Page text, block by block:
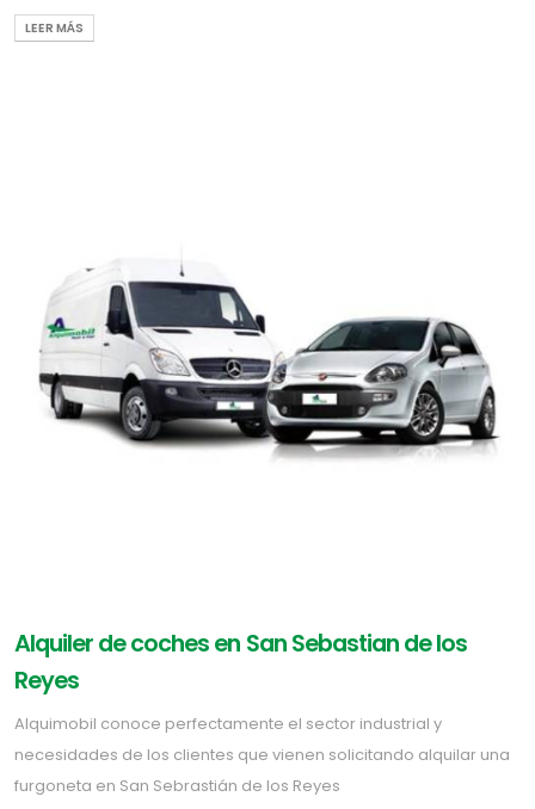
LEER MÁS
Alquiler de coches en San Sebastian de los
Reyes
Alquimobil conoce perfectamente el sector industrial y
necesidades de los clientes que vienen solicitando alquilar una
furgoneta en San Sebrastián de los Reyes